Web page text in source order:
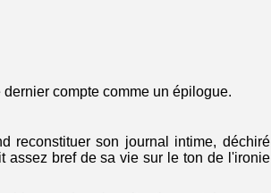
compte comme un épilogue.
reconstituer son journal intime, déchiré
assez bref de sa vie sur le ton de l'ironie